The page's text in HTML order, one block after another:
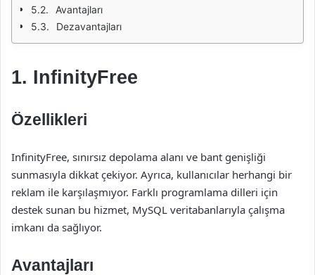
Avantajları
Dezavantajları
1. InfinityFree
Özellikleri
InfinityFree, sınırsız depolama alanı ve bant genişliği
sunmasıyla dikkat çekiyor. Ayrıca, kullanıcılar herhangi bir
reklam ile karşılaşmıyor. Farklı programlama dilleri için
destek sunan bu hizmet, MySQL veritabanlarıyla çalışma
imkanı da sağlıyor.
Avantajları